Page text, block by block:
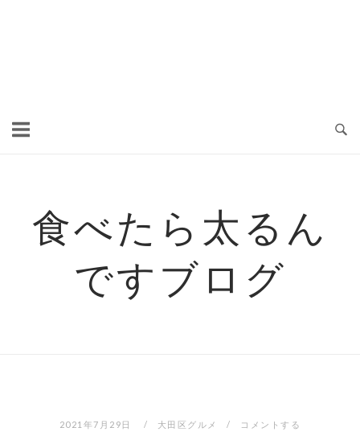
食べたら太るん
ですブログ
2021年7月29日 大田区グルメ コメントする